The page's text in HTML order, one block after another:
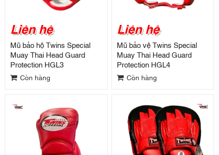
Liên hệ
Mũ bảo hộ Twins Special
Muay Thai Head Guard
Protection HGL3
Còn hàng
Liên hệ
Mũ bảo vệ Twins Special
Muay Thai Head Guard
Protection HGL4
Còn hàng